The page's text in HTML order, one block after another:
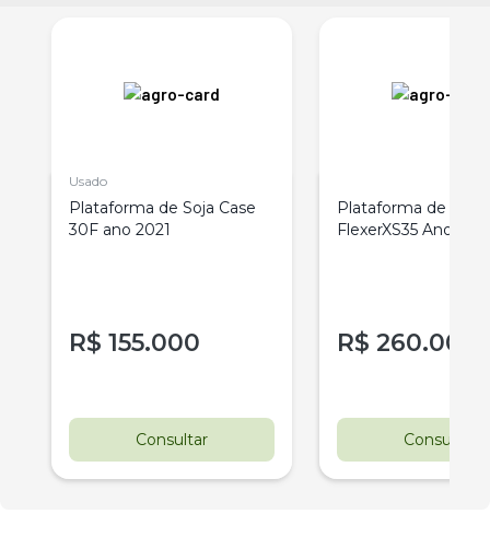
Usado
Plataforma de Soja Case
30F ano 2021
R$ 155.000
Consultar
Plataforma de Soja
FlexerXS35 Ano
R$ 260.000
Consultar